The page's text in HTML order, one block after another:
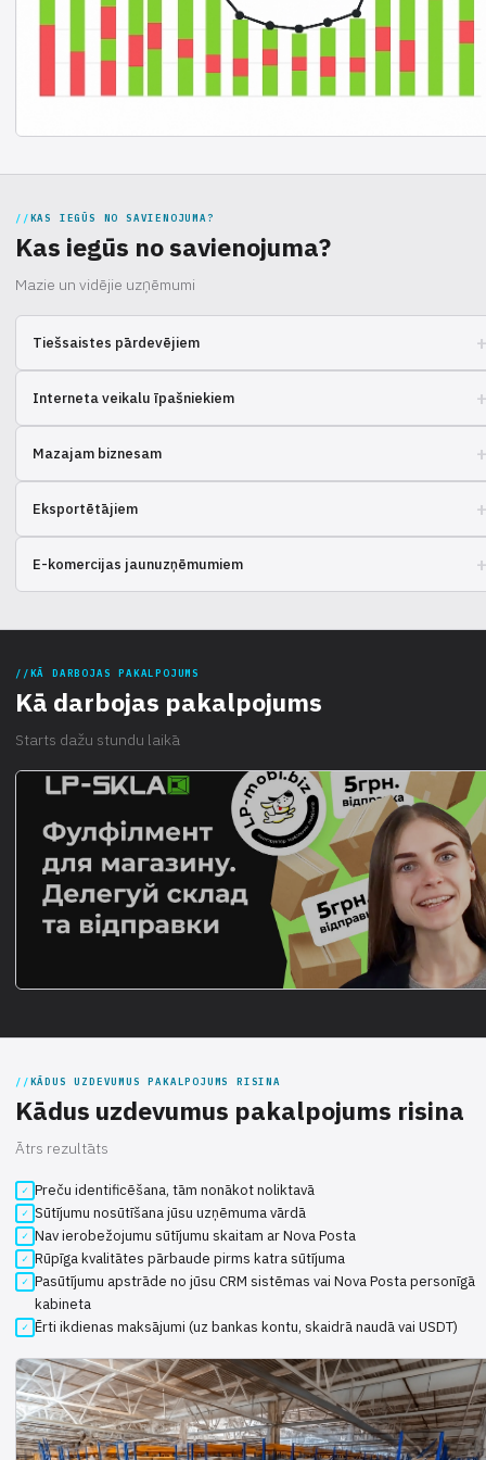
KAS IEGŪS NO SAVIENOJUMA?
Kas iegūs no savienojuma?
Mazie un vidējie uzņēmumi
Tiešsaistes pārdevējiem
par risinājumiem, kas vienkāršo procesu, ietaupa laiku un naudu.
Interneta veikalu īpašniekiem
Noskaidrojiet, kuri pakalpojumi var uzņemties rutīnu.
Mazajam biznesam
Iepazīstieties ar rīkiem efektīvai pasūtījumu apstrādei.
Eksportētājiem
Izpētiet integrēto risinājumu variantus starptautiskajai piegādei.
E-komercijas jaunuzņēmumiem
organizācija? Atrodiet informāciju par pakalpojumiem, kas palīdz no
KĀ DARBOJAS PAKALPOJUMS
Kā darbojas pakalpojums
Starts dažu stundu laikā
KĀDUS UZDEVUMUS PAKALPOJUMS RISINA
Kādus uzdevumus pakalpojums risina
Ātrs rezultāts
Preču identificēšana, tām nonākot noliktavā
Sūtījumu nosūtīšana jūsu uzņēmuma vārdā
Nav ierobežojumu sūtījumu skaitam ar Nova Posta
Rūpīga kvalitātes pārbaude pirms katra sūtījuma
Pasūtījumu apstrāde no jūsu CRM sistēmas vai Nova Posta personīgā
kabineta
Ērti ikdienas maksājumi (uz bankas kontu, skaidrā naudā vai USDT)